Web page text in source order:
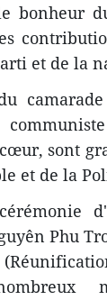
bonheur
et de la
sont
et de la
Phu